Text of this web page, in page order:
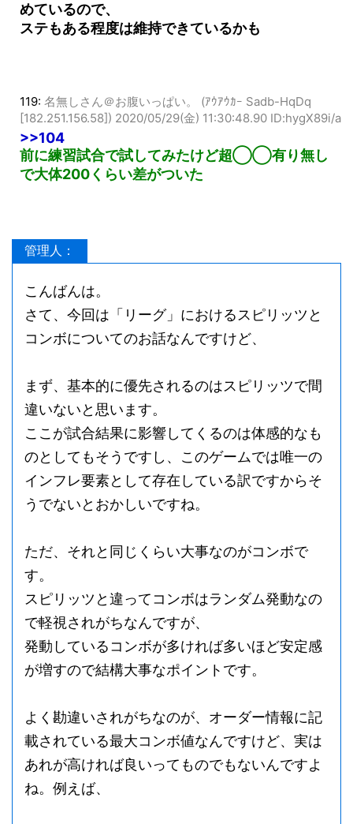
めているので、
ステもある程度は維持できているかも
119: 名無しさん＠お腹いっぱい。 (ｱｳｱｳｶｰ Sadb-HqDq
[182.251.156.58]) 2020/05/29(金) 11:30:48.90 ID:hygX89i/a
>>104
前に練習試合で試してみたけど超◯◯有り無し
で大体200くらい差がついた
管理人：
こんばんは。
さて、今回は「リーグ」におけるスピリッツと
コンボについてのお話なんですけど、
まず、基本的に優先されるのはスピリッツで間
違いないと思います。
ここが試合結果に影響してくるのは体感的なも
のとしてもそうですし、このゲームでは唯一の
インフレ要素として存在している訳ですからそ
うでないとおかしいですね。
ただ、それと同じくらい大事なのがコンボで
す。
スピリッツと違ってコンボはランダム発動なの
で軽視されがちなんですが、
発動しているコンボが多ければ多いほど安定感
が増すので結構大事なポイントです。
よく勘違いされがちなのが、オーダー情報に記
載されている最大コンボ値なんですけど、実は
あれが高ければ良いってものでもないんですよ
ね。例えば、